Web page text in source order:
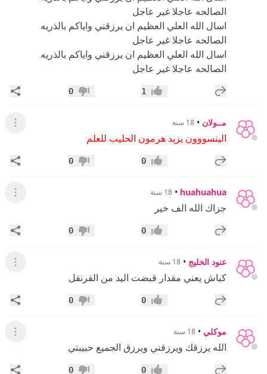
الصالحه عاجلا غير عاجل
اسال الله العلي العظيم ان يرزقني واياكم بالذريه
الصالحه عاجلا غير عاجل
اسال الله العلي العظيم ان يرزقني واياكم بالذريه
الصالحه عاجلا غير عاجل
إضافة رد جديد إعجاب1 عدم إعجاب
0
مــولان • 18 سنة عرض
الينسووون يزيد هرمون الحليب للعلم
إضافة رد جديد إعجاب0 عدم إعجاب
0
huahuahua
• 18 سنة عرض
جزاك الله الف خير
إضافة رد جديد إعجاب0 عدم إعجاب
0
عنود الخليج • 18 سنة عرض
كباش يعني مقدار قبضت اليد من القرنقل
إضافة رد جديد إعجاب0 عدم إعجاب
0
موكلي • 18 سنة عرض
الله يرزقك ويرزقني ويرزق الجميع حبيبتي
إضافة رد جديد 0
0